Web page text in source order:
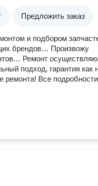
Предложить заказ
и подбором
брендов… Произвожу
Ремонт осуществляю
подход, гарантия как
ремонта! Все